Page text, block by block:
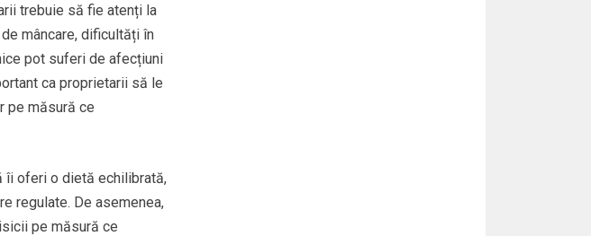
trebuie să fie atenți la
mâncare, dificultăți în
pot suferi de afecțiuni
ca proprietarii să le
pe măsură ce
îi oferi o dietă echilibrată,
regulate. De asemenea,
pe măsură ce